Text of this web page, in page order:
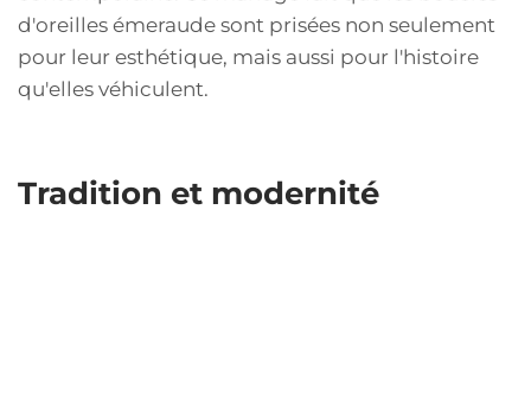
d'oreilles émeraude sont prisées non seulement
pour leur esthétique, mais aussi pour l'histoire
qu'elles véhiculent.
Tradition et modernité